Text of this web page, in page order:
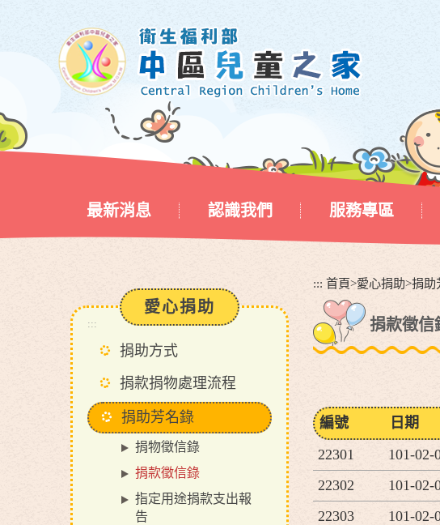
區
塊
最新消息 認識我們 服務專區
:::
愛心捐助
捐助方式
捐款捐物處理流程
捐助芳名錄
捐物徵信錄
捐款徵信錄
指定用途捐款支出報
告
::: 首頁>愛心捐助>捐助
捐款徵信
編號 日期
22301
101-02-
22302
101-02-
22303
101-02-